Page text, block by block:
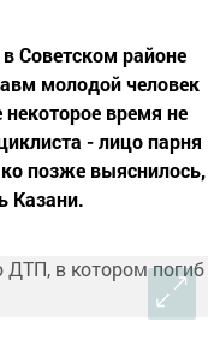
Советском районе
молодой человек
время не
- лицо парня
позже выяснилось,
Казани.